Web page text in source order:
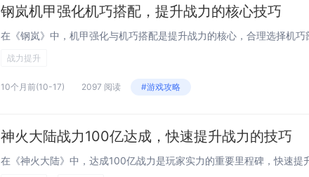
钢岚机甲强化机巧搭配，提升战力的核心技巧
战力提升
10个月前(10-17) 2097 阅读 #游戏攻略
神火大陆战力100亿达成，快速提升战力的技巧